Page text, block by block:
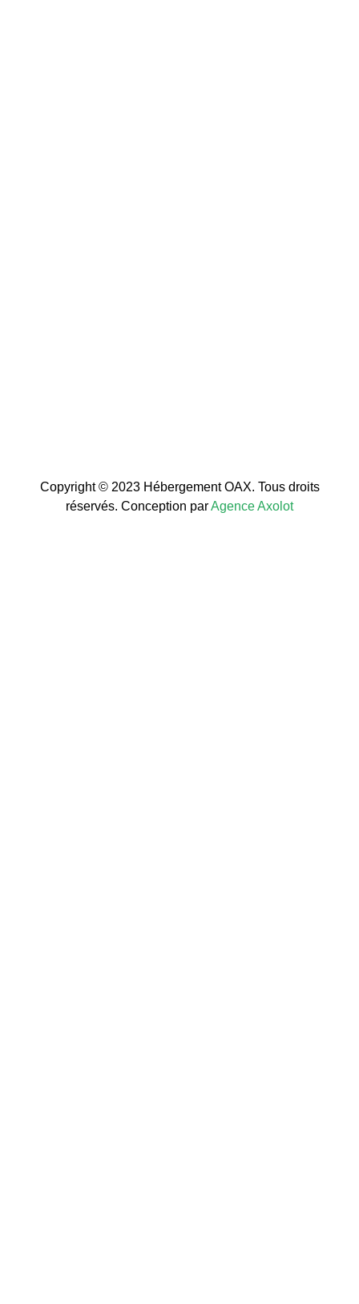
Copyright © 2023 Hébergement OAX. Tous droits
réservés. Conception parAgence Axolot